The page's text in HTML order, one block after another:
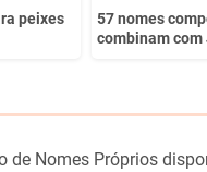
peixes
57 nomes
combinam com
de Nomes Próprios